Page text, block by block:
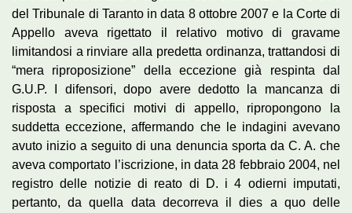
del Tribunale di Taranto in data 8 ottobre 2007 e la Corte di
Appello aveva rigettato il relativo motivo di gravame
limitandosi a rinviare alla predetta ordinanza, trattandosi di
“mera riproposizione” della eccezione già respinta dal
G.U.P. I difensori, dopo avere dedotto la mancanza di
risposta a specifici motivi di appello, ripropongono la
suddetta eccezione, affermando che le indagini avevano
avuto inizio a seguito di una denuncia sporta da C. A. che
aveva comportato l’iscrizione, in data 28 febbraio 2004, nel
registro delle notizie di reato di D. i 4 odierni imputati,
pertanto, da quella data decorreva il dies a quo delle